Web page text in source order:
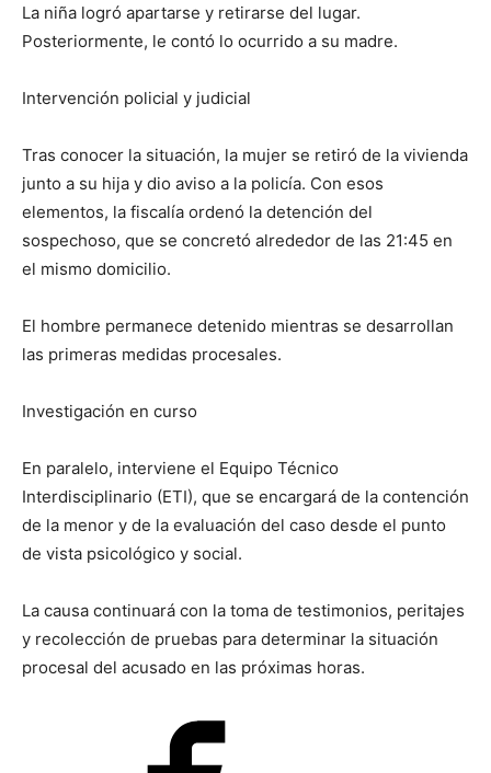
La niña logró apartarse y retirarse del lugar.
Posteriormente, le contó lo ocurrido a su madre.
Intervención policial y judicial
Tras conocer la situación, la mujer se retiró de la vivienda
junto a su hija y dio aviso a la policía. Con esos
elementos, la fiscalía ordenó la detención del
sospechoso, que se concretó alrededor de las 21:45 en
el mismo domicilio.
El hombre permanece detenido mientras se desarrollan
las primeras medidas procesales.
Investigación en curso
En paralelo, interviene el Equipo Técnico
Interdisciplinario (ETI), que se encargará de la contención
de la menor y de la evaluación del caso desde el punto
de vista psicológico y social.
La causa continuará con la toma de testimonios, peritajes
y recolección de pruebas para determinar la situación
procesal del acusado en las próximas horas.